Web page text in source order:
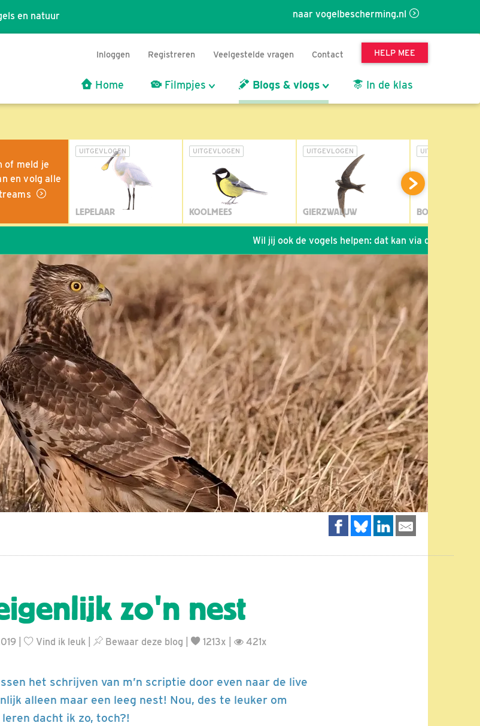
naar vogelbescherming.nl
en natuur
Inloggen Registreren Veelgestelde vragen Contact HELP MEE
Home Filmpjes Blogs & vlogs In de klas
of meld je
en volg alle
UITGEVLOGEN
LEPELAAR
UITGEVLOGEN
KOOLMEES
UITGEVLOGEN
GIERZWALUW
UITGEVLOGEN
BOSUIL
Wil jij ook de vogels helpen: dat kan via de link!
zo'n nest
| Vind ik leuk Bewaar deze blog 1213x | 421x
het schrijven van m’n scriptie door even naar de live
alleen maar een leeg nest! Nou, des te leuker om
dacht ik zo, toch?!